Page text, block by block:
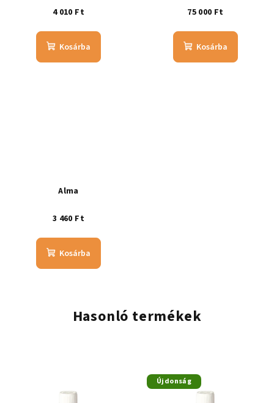
4 010 Ft
Kosárba
75 000 Ft
Kosárba
Alma
3 460 Ft
Kosárba
Hasonló termékek
Újdonság